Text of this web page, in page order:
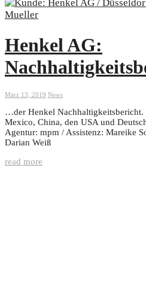
Henkel AG:
März 13, 2019 News
…der Henkel Nachhaltigkeitsbericht.
Mexico, China, den USA und
Agentur: mpm / Assistenz: Mareike
Darian Weiß
read more